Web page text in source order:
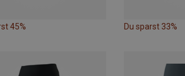
45% Du sparst 33%